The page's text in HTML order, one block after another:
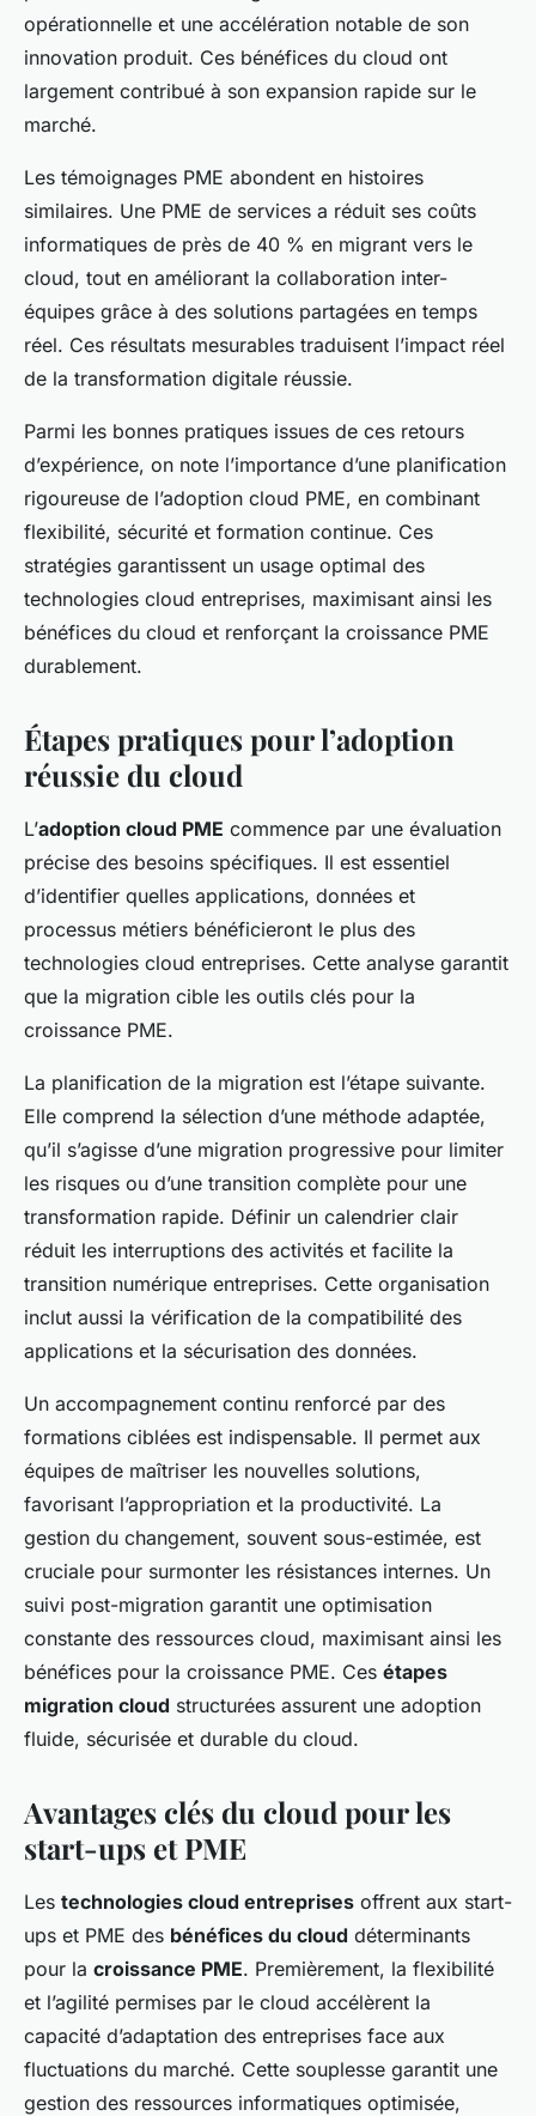
opérationnelle et une accélération notable de son
innovation produit. Ces bénéfices du cloud ont
largement contribué à son expansion rapide sur le
marché.
Les témoignages PME abondent en histoires
similaires. Une PME de services a réduit ses coûts
informatiques de près de 40 % en migrant vers le
cloud, tout en améliorant la collaboration inter-
équipes grâce à des solutions partagées en temps
réel. Ces résultats mesurables traduisent l’impact réel
de la transformation digitale réussie.
Parmi les bonnes pratiques issues de ces retours
d’expérience, on note l’importance d’une planification
rigoureuse de l’adoption cloud PME, en combinant
flexibilité, sécurité et formation continue. Ces
stratégies garantissent un usage optimal des
technologies cloud entreprises, maximisant ainsi les
bénéfices du cloud et renforçant la croissance PME
durablement.
Étapes pratiques pour l’adoption
réussie du cloud
L’adoption cloud PME commence par une évaluation
précise des besoins spécifiques. Il est essentiel
d’identifier quelles applications, données et
processus métiers bénéficieront le plus des
technologies cloud entreprises. Cette analyse garantit
que la migration cible les outils clés pour la
croissance PME.
La planification de la migration est l’étape suivante.
Elle comprend la sélection d’une méthode adaptée,
qu’il s’agisse d’une migration progressive pour limiter
les risques ou d’une transition complète pour une
transformation rapide. Définir un calendrier clair
réduit les interruptions des activités et facilite la
transition numérique entreprises. Cette organisation
inclut aussi la vérification de la compatibilité des
applications et la sécurisation des données.
Un accompagnement continu renforcé par des
formations ciblées est indispensable. Il permet aux
équipes de maîtriser les nouvelles solutions,
favorisant l’appropriation et la productivité. La
gestion du changement, souvent sous-estimée, est
cruciale pour surmonter les résistances internes. Un
suivi post-migration garantit une optimisation
constante des ressources cloud, maximisant ainsi les
bénéfices pour la croissance PME. Ces étapes
migration cloud structurées assurent une adoption
fluide, sécurisée et durable du cloud.
Avantages clés du cloud pour les
start-ups et PME
Les technologies cloud entreprises offrent aux start-
ups et PME des bénéfices du cloud déterminants
pour la croissance PME. Premièrement, la flexibilité
et l’agilité permises par le cloud accélèrent la
capacité d’adaptation des entreprises face aux
fluctuations du marché. Cette souplesse garantit une
gestion des ressources informatiques optimisée,